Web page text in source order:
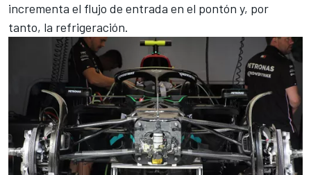
incrementa el flujo de entrada en el pontón y, por
tanto, la refrigeración.